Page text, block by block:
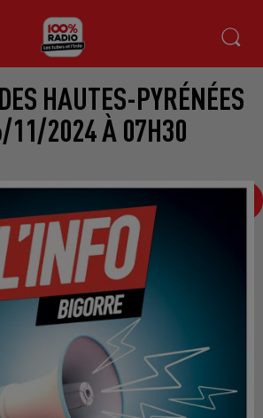
HAUTES-PYRÉNÉES
11/2024 À 07H30